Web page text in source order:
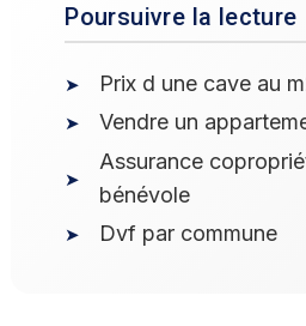
Poursuivre la lecture
Prix d une cave au
Vendre un
Assurance
bénévole
Dvf par commune